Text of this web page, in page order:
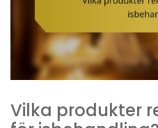
Vilka produkter